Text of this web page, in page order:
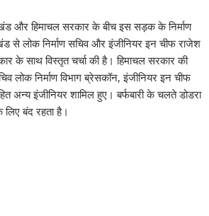
और हिमाचल सरकार के बीच इस सड़क के निर्माण
से लोक निर्माण सचिव और इंजीनियर इन चीफ राजेश
के साथ विस्तृत चर्चा की है। हिमाचल सरकार की
लोक निर्माण विभाग ब्रेसकॉन, इंजीनियर इन चीफ
अन्य इंजीनियर शामिल हुए। बर्फबारी के चलते डोडरा
लिए बंद रहता है।